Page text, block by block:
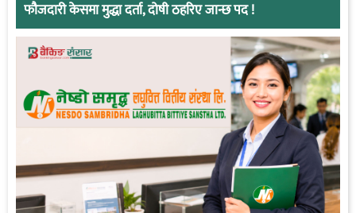
फौजदारी केसमा मुद्धा दर्ता, दोषी ठहरिए जान्छ पद !